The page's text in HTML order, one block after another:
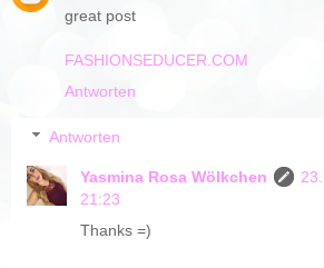
great post
FASHIONSEDUCER.COM
Antworten
Antworten
Yasmina Rosa Wölkchen
21:23
Thanks =)